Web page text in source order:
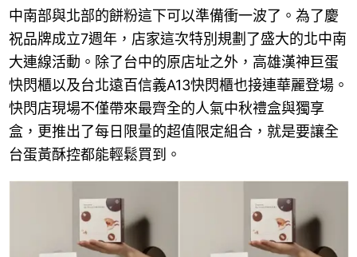
中南部與北部的餅粉這下可以準備衝一波了。為了慶
祝品牌成立7週年，店家這次特別規劃了盛大的北中南
大連線活動。除了台中的原店址之外，高雄漢神巨蛋
快閃櫃以及台北遠百信義A13快閃櫃也接連華麗登場。
快閃店現場不僅帶來最齊全的人氣中秋禮盒與獨享
盒，更推出了每日限量的超值限定組合，就是要讓全
台蛋黃酥控都能輕鬆買到。